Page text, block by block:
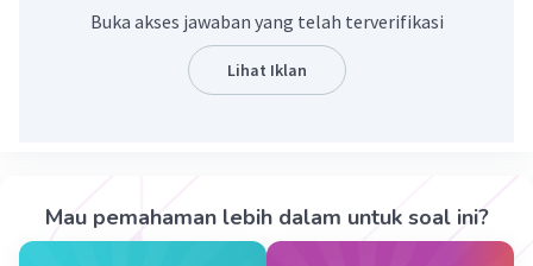
09 Oktober 2023 12:14
menguatkan otot kaki
09 Oktober 2023 15:23
Jawaban terverifikasi
Buka akses jawaban yang telah terverifikasi
Lihat Iklan
Mau pemahaman lebih dalam untuk soal ini?